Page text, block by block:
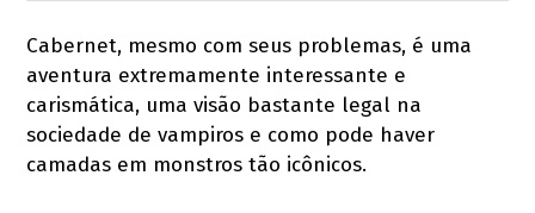
Cabernet, mesmo com seus problemas, é uma
aventura extremamente interessante e
carismática, uma visão bastante legal na
sociedade de vampiros e como pode haver
camadas em monstros tão icônicos.